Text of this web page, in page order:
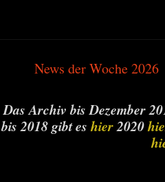
News der Woche 2026
Das Archiv bis Dezember
bis 2018 gibt es hier2020